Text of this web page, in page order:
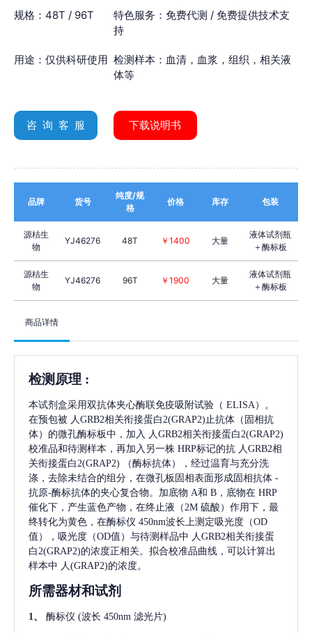
规格：48T / 96T
特色服务：免费代测 / 免费提供技术支
持
用途：仅供科研使用 检测样本：血清，血浆，组织，相关液
体等
咨 询 客 服 下载说明书
品牌 货号
纯度/规
格
价格 库存 包装
源桔生
物
YJ46276 48T ￥1400 大量
液体试剂瓶
＋酶标板
源桔生
物
YJ46276 96T ￥1900 大量
液体试剂瓶
＋酶标板
商品详情
检测原理 :
本试剂盒采用双抗体夹心酶联免疫吸附试验（ ELISA）。
在预包被 人GRB2相关衔接蛋白2(GRAP2) 止抗体（固相抗
体）的微孔酶标板中，加入
人GRB2相关衔接蛋白2(GRAP2)
校准品和待测样本，再加入另一株 HRP标记的抗 人GRB2相
关衔接蛋白2(GRAP2)
（酶标抗体），经过温育与充分洗
涤，去除未结合的组分，在微孔板固相表面形成固相抗体 -
抗原-酶标抗体的夹心复合物。加底物 A和 B，底物在 HRP
催化下，产生蓝色产物，在终止液（2M 硫酸）作用下，最
终转化为黄色，在酶标仪 450nm波长上测定吸光度（OD
值），吸光度（OD值）与待测样品中 人GRB2相关衔接蛋
白2(GRAP2)的浓度正相关。拟合校准品曲线，可以计算出
样本中 人(GRAP2)的浓度。
所需器材和试剂
1、 酶标仪 (波长 450nm 滤光片)